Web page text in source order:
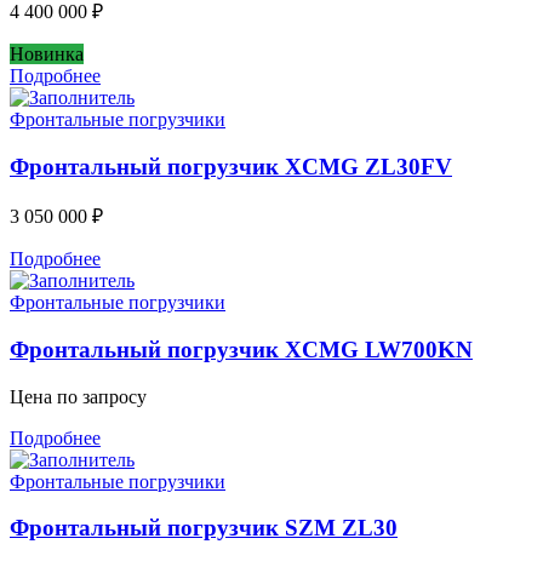
4 400 000 ₽
Новинка
Подробнее
Фронтальные погрузчики
Фронтальный погрузчик XCMG ZL30FV
3 050 000 ₽
Подробнее
Фронтальные погрузчики
Фронтальный погрузчик XCMG LW700KN
Цена по запросу
Подробнее
Фронтальные погрузчики
Фронтальный погрузчик SZM ZL30